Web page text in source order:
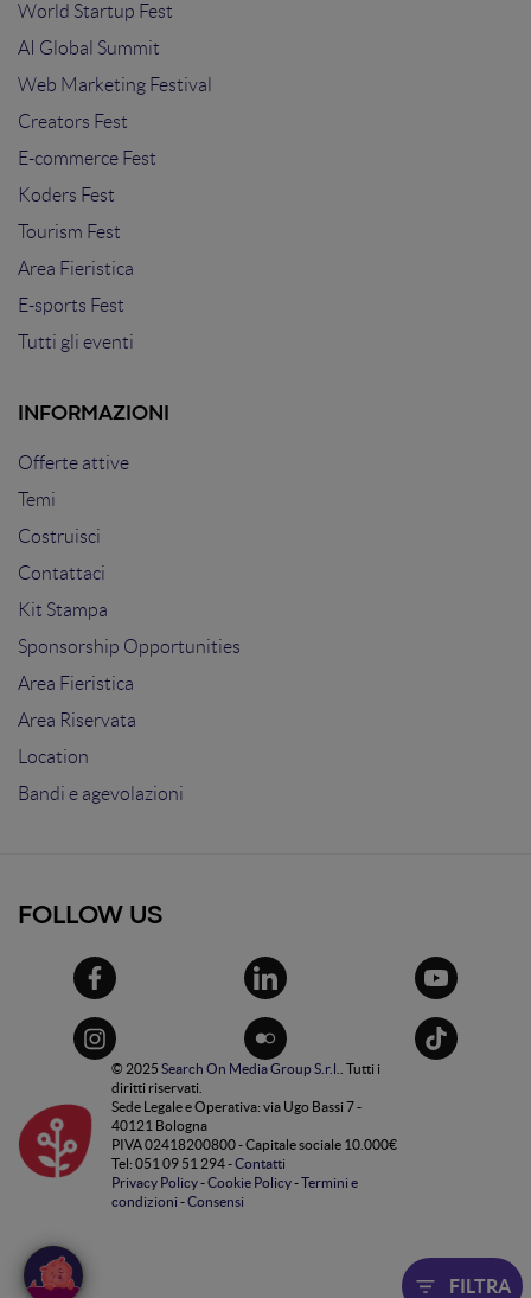
World Startup Fest
AI Global Summit
Web Marketing Festival
Creators Fest
E-commerce Fest
Koders Fest
Tourism Fest
Area Fieristica
E-sports Fest
Tutti gli eventi
INFORMAZIONI
Offerte attive
Temi
Costruisci
Contattaci
Kit Stampa
Sponsorship Opportunities
Area Fieristica
Area Riservata
Location
Bandi e agevolazioni
FOLLOW US
© 2025 Search On Media Group S.r.l.
. Tutti i
diritti riservati.
Sede Legale e Operativa: via Ugo Bassi 7 -
40121 Bologna
PIVA 02418200800 - Capitale sociale 10.000€
Tel: 051 09 51 294 -Contatti
Privacy Policy-Cookie Policy-Termini e
condizioni -Consensi